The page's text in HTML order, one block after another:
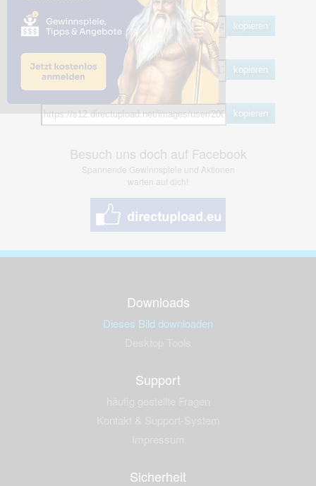
HTML
kopieren
BB Code
kopieren
kopieren
Besuch uns doch auf Facebook
Spannende Gewinnspiele und Aktionen
warten auf dich!
Downloads
Dieses Bild downloaden
Support
Sicherheit